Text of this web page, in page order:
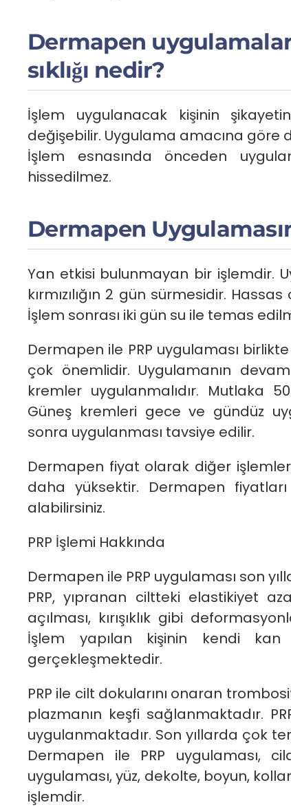
Dermapen
sıklığı nedir?
İşlem uygulanacak kişinin
değişebilir. Uygulama amacına göre
İşlem esnasında önceden
hissedilmez.
Dermapen
Yan etkisi bulunmayan bir işlemdir.
kırmızılığın 2 gün sürmesidir.
İşlem sonrası iki gün su ile temas
Dermapen ile PRP uygulaması
çok önemlidir. Uygulamanın
kremler uygulanmalıdır. Mutlaka
Güneş kremleri gece ve gündüz
sonra uygulanması tavsiye edilir.
Dermapen fiyat olarak diğer
daha yüksektir. Dermapen
alabilirsiniz.
PRP İşlemi Hakkında
Dermapen ile PRP uygulaması son
PRP, yıpranan ciltteki elastikiyet
açılması, kırışıklık gibi
İşlem yapılan kişinin kendi kan
gerçekleşmektedir.
PRP ile cilt dokularını onaran
plazmanın keşfi sağlanmaktadır.
uygulanmaktadır. Son yıllarda çok
Dermapen ile PRP uygulaması,
uygulaması, yüz, dekolte, boyun,
işlemdir.